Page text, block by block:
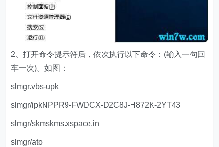
2、打开命令提示符后，依次执行以下命令：(输入一句回
车一次)。如图：
slmgr.vbs-upk
slmgr/ipkNPPR9-FWDCX-D2C8J-H872K-2YT43
slmgr/skmskms.xspace.in
slmgr/ato